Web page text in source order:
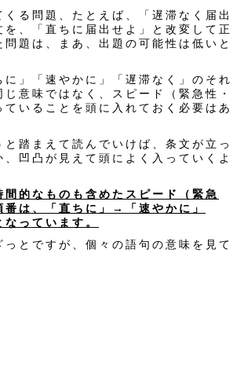
る問題、たとえば、「遅滞なく届出
を、「直ちに届出せよ」と改変して正
題は、まあ、出題の可能性は低いと
」「速やかに」「遅滞なく」のそれ
意味ではなく、スピード（緊急性・
ていることを頭に入れておく必要はあ
踏まえて読んでいけば、条文が立っ
凹凸が見えて頭によく入っていくよ
間的なものも含めたスピード（緊急
番は、「直ちに」→「速やかに」
っています。
とですが、個々の語句の意味を見て